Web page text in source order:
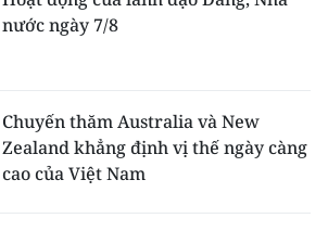
nước ngày 7/8
Chuyến thăm Australia và New
Zealand khẳng định vị thế ngày càng
cao của Việt Nam